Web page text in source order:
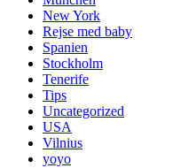
New York
Rejse med baby
Spanien
Stockholm
Tenerife
Tips
Uncategorized
USA
Vilnius
yoyo